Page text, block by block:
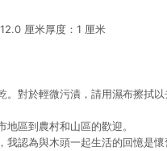
厘米厚度：1 厘米
。對於輕微污漬，請用濕布擦拭以
區到農村和山區的歡迎。
我認為與木頭一起生活的回憶是